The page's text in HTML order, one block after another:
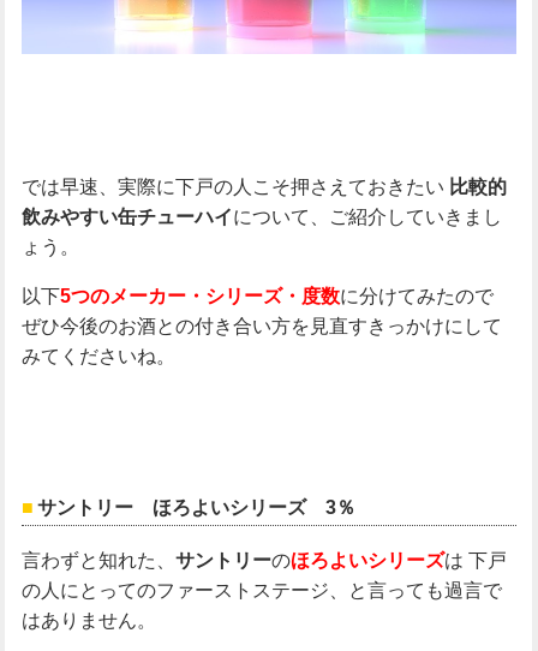
では早速、実際に下戸の人こそ押さえておきたい 比較的
飲みやすい缶チューハイについて、ご紹介していきまし
ょう。
以下5つのメーカー・シリーズ・度数に分けてみたので
ぜひ今後のお酒との付き合い方を見直すきっかけにして
みてくださいね。
サントリー ほろよいシリーズ 3％
言わずと知れた、 サントリーのほろよいシリーズは 下戸
の人にとってのファーストステージ、と言っても過言で
はありません。